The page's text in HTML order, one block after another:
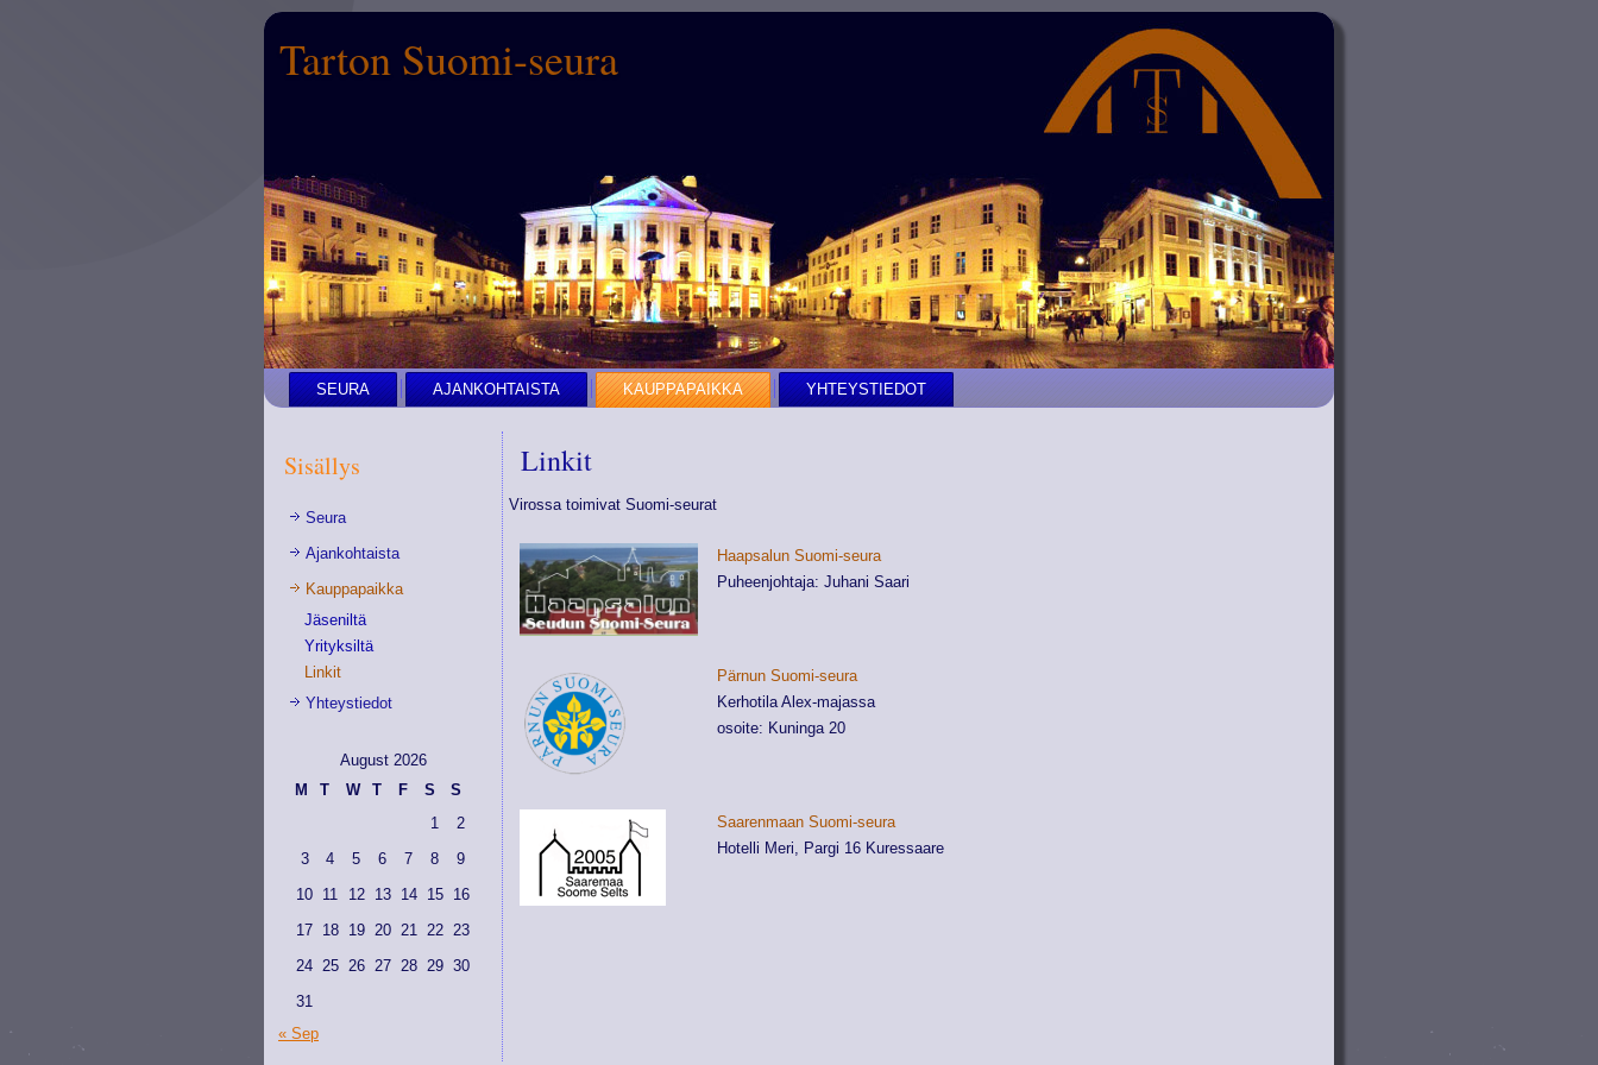
Tarton Suomi-seura
SEURA AJANKOHTAISTA KAUPPAPAIKKA YHTEYSTIEDOT
Sisällys
Seura
Ajankohtaista
Kauppapaikka
Jäseniltä
Yrityksiltä
Linkit
Yhteystiedot
August 2026
M
T W T F S
S
1
2
3
4 5 6 7 8
9
10 11 12 13 14 15
16
17 18 19 20 21 22 23
24 25 26 27 28 29 30
31
« Sep
Linkit
Virossa toimivat Suomi-seurat
Haapsalun Suomi-seura
Puheenjohtaja: Juhani Saari
Pärnun Suomi-seura
Kerhotila Alex-majassa
osoite: Kuninga 20
Saarenmaan Suomi-seura
Hotelli Meri, Pargi 16 Kuressaare